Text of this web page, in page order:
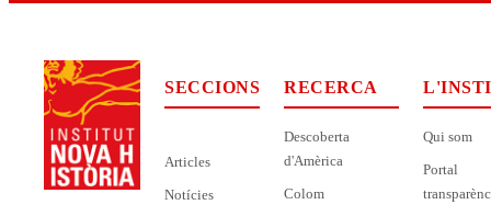
SECCIONS
Articles
Notícies
RECERCA
Descoberta
d'Amèrica
Colom
Qui som
Portal